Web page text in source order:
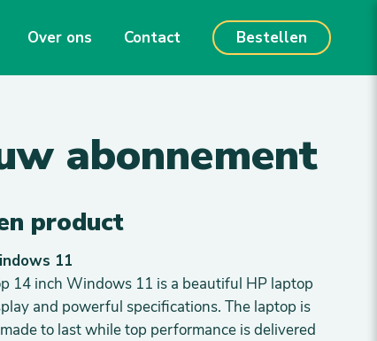
Over ons Contact Bestellen
abonnement
product
11
14 inch Windows 11 is a beautiful HP laptop
and powerful specifications. The laptop is
to last while top performance is delivered